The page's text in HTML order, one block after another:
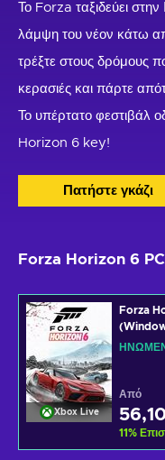
Το Forza ταξιδεύει
λάμψη του νέον κάτω
τρέξτε στους δρόμους
κερασιές και πάρτε
Το υπέρτατο φεστιβάλ
Horizon 6 key!
Πατήστε γκάζι
Forza Horizon 6
Xbox Live
Forza
Key
Από
11%